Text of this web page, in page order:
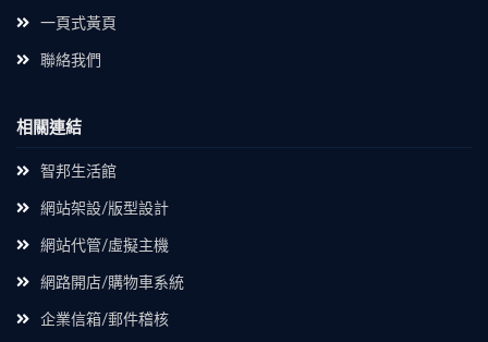
一頁式黃頁
聯絡我們
相關連結
智邦生活館
網站架設/版型設計
網站代管/虛擬主機
網路開店/購物車系統
企業信箱/郵件稽核